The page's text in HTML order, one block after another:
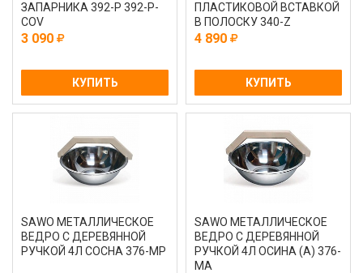
ЗАПАРНИКА 392-P 392-P-
COV
3 090
КУПИТЬ
ПЛАСТИКОВОЙ ВСТАВКОЙ
В ПОЛОСКУ 340-Z
4 890
КУПИТЬ
SAWO МЕТАЛЛИЧЕСКОЕ
ВЕДРО С ДЕРЕВЯННОЙ
РУЧКОЙ 4Л СОСНА 376-MP
SAWO МЕТАЛЛИЧЕСКОЕ
ВЕДРО С ДЕРЕВЯННОЙ
РУЧКОЙ 4Л ОСИНА (A) 376-
MA